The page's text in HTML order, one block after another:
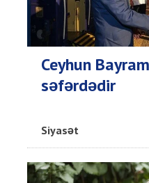
Ceyhun
səfərdədir
Siyasət